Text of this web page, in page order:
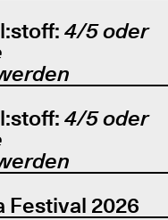
4/5 oder
4/5 oder
Festival 2026